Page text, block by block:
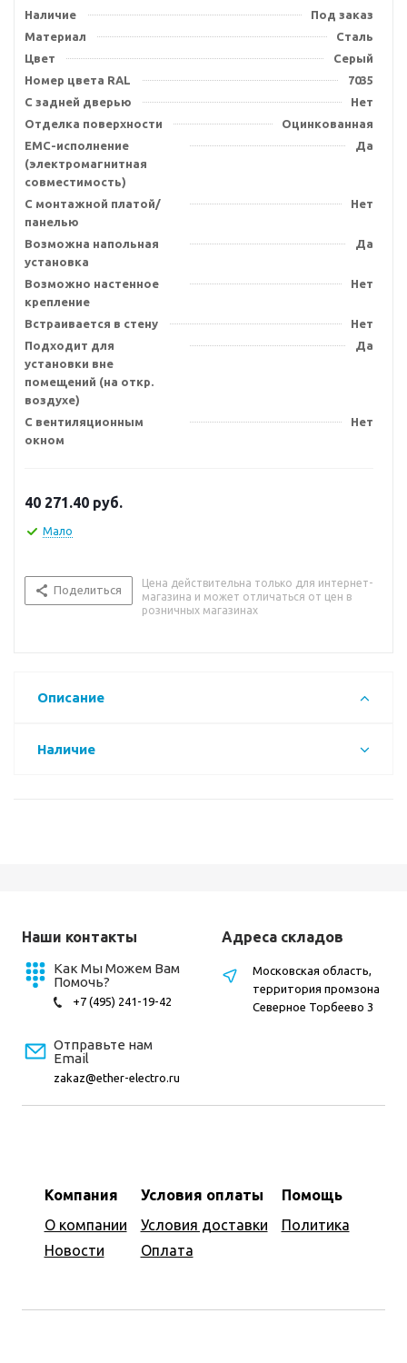
Наличие
Под заказ
Материал
Сталь
Цвет
Серый
Номер цвета RAL
7035
С задней дверью
Нет
Отделка поверхности
Оцинкованная
EMC-исполнение
(электромагнитная
совместимость)
Да
С монтажной платой/
панелью
Нет
Возможна напольная
установка
Да
Возможно настенное
крепление
Нет
Встраивается в стену
Нет
Подходит для
установки вне
помещений (на откр.
воздухе)
Да
С вентиляционным
окном
Нет
40 271.40 руб.
Мало
Поделиться
Цена действительна только для интернет-
магазина и может отличаться от цен в
розничных магазинах
Описание
Наличие
Наши контакты
Как Мы Можем Вам
Помочь?
+7 (495) 241-19-42
Отправьте нам
Email
zakaz@ether-electro.ru
Компания
О компании
Новости
Условия оплаты
Условия доставки
Оплата
Помощь
Политика
Адреса складов
Московская область,
территория промзона
Северное Торбеево 3